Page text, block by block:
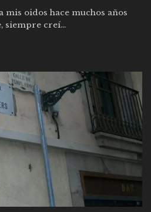
mis oidos hace muchos años
siempre creí...